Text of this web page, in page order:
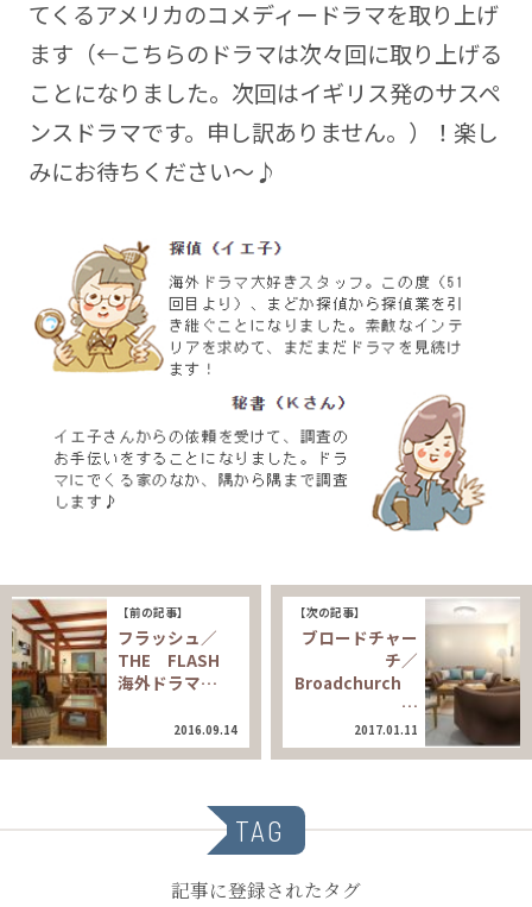
てくるアメリカのコメディードラマを取り上げ
ます（←こちらのドラマは次々回に取り上げる
ことになりました。次回はイギリス発のサスペ
ンスドラマです。申し訳ありません。）！楽し
みにお待ちください～♪
【前の記事】
フラッシュ／
THE FLASH
海外ドラマ…
2016.09.14
【次の記事】
ブロードチャー
チ／
Broadchurch
…
2017.01.11
TAG
記事に登録されたタグ